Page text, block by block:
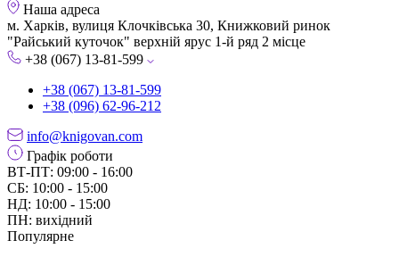
Наша адреса
м. Харків, вулиця Клочківська 30, Книжковий ринок
"Райський куточок" верхній ярус 1-й ряд 2 місце
+38 (067) 13-81-599
+38 (067) 13-81-599
+38 (096) 62-96-212
info@knigovan.com
Графік роботи
ВТ-ПТ: 09:00 - 16:00
СБ: 10:00 - 15:00
НД: 10:00 - 15:00
ПН: вихідний
Популярне